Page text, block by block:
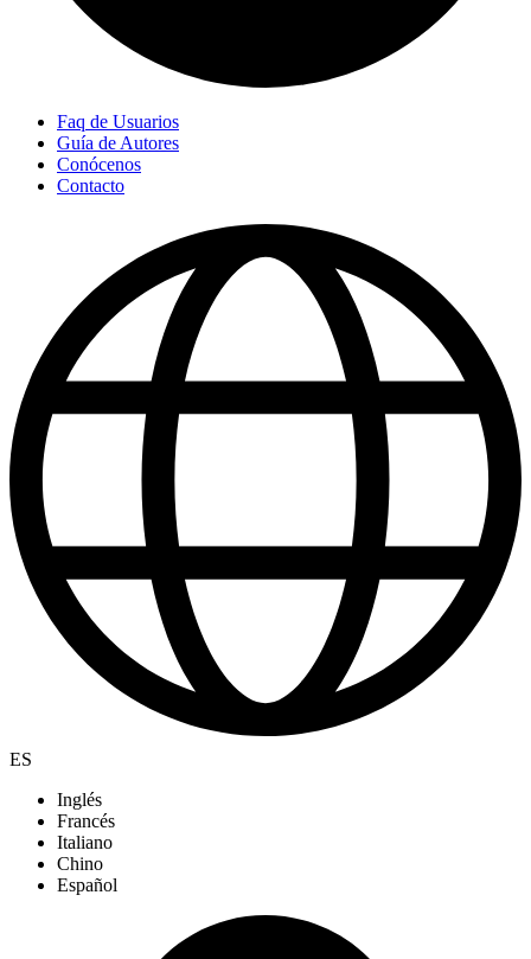
Faq de Usuarios
Guía de Autores
Conócenos
Contacto
ES
Inglés
Francés
Italiano
Chino
Español